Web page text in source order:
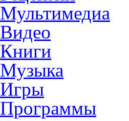
Мультимедиа
Видео
Книги
Музыка
Игры
Программы